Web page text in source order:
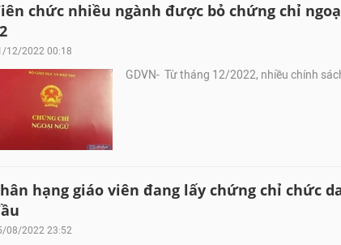
chức nhiều ngành được bỏ chứng chỉ
12/2022 00:18
GDVN- Từ tháng 12/2022, nhiều chính
hạng giáo viên đang lấy chứng chỉ chức
08/2022 23:52